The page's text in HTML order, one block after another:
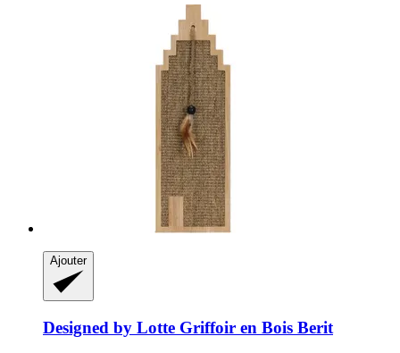
Ajouter
Designed by Lotte Griffoir en Bois Berit